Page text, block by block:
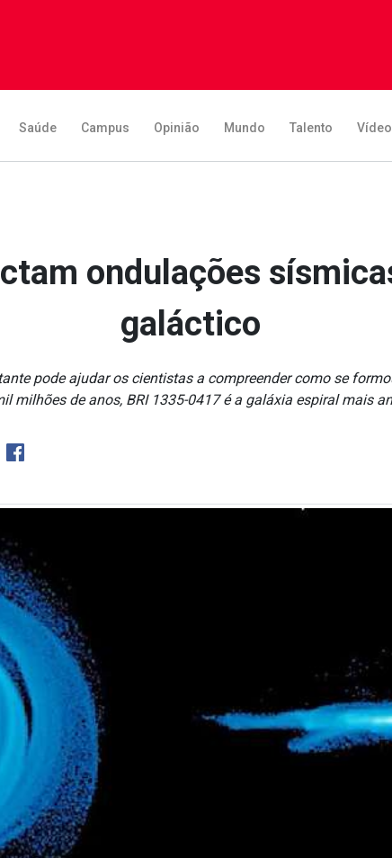
Saúde Campus Opinião Mundo Talento
ondulações
galáctico
pode ajudar os cientistas a compreender como se
milhões de anos, BRI 1335-0417 é a galáxia espiral mais